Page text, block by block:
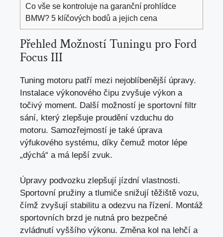
Co vše se kontroluje na garanční prohlídce
BMW? 5 klíčových bodů a jejich cena
Přehled Možností Tuningu pro Ford
Focus III
Tuning motoru patří mezi nejoblíbenější úpravy.
Instalace výkonového čipu zvyšuje výkon a
točivý moment. Další možností je sportovní filtr
sání, který zlepšuje proudění vzduchu do
motoru. Samozřejmostí je také úprava
výfukového systému, díky čemuž motor lépe
„dýchá“ a má lepší zvuk.
Úpravy podvozku zlepšují jízdní vlastnosti.
Sportovní pružiny a tlumiče snižují těžiště vozu,
čímž zvyšují stabilitu a odezvu na řízení. Montáž
sportovních brzd je nutná pro bezpečné
zvládnutí vyššího výkonu. Změna kol na lehčí a